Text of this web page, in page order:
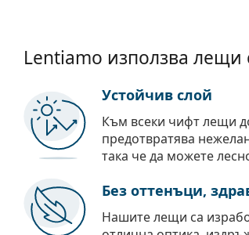
Lentiamo използва лещи
Устойчив слой
Към всеки чифт лещи
предотвратява
така че да можете
Без оттенъци,
Нашите лещи са